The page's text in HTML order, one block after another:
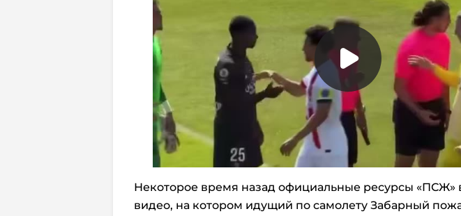
Некоторое время назад официальные ресурсы
видео, на котором идущий по самолету Забарный